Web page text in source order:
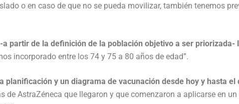
o en caso de que no se pueda movilizar, también tenemos
a partir de la definición de la población objetivo a ser priorizada-
incorporado entre los 74 y 75 a 80 años de edad”.
planificación y un diagrama de vacunación desde hoy y hasta el
de AstraZéneca que llegaron y que comenzaron a aplicarse en un